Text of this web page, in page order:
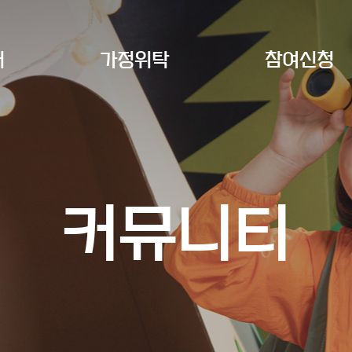
가정위탁 참여신청
커뮤니티